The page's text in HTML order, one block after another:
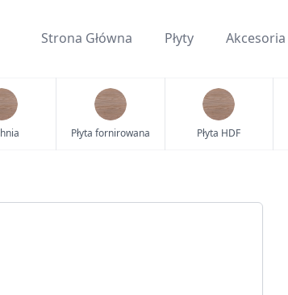
Strona Główna Płyty Akcesoria
Płyta fornirowana Płyta HDF